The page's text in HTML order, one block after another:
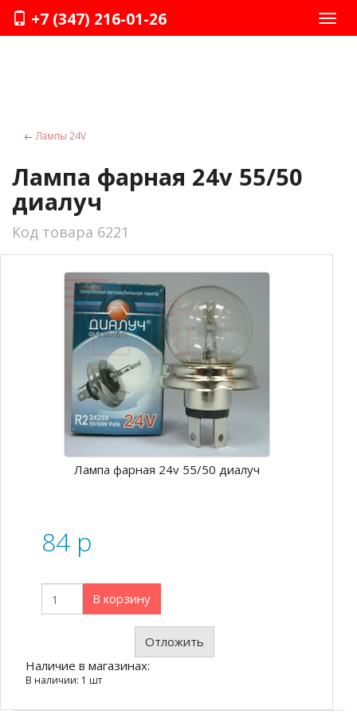
+7 (347) 216-01-26
←Лампы 24V
Лампа фарная 24v 55/50
диалуч
Код товара 6221
Лампа фарная 24v 55/50 диалуч
84 p
В корзину
Отложить
Наличие в магазинах:
В наличии: 1 шт